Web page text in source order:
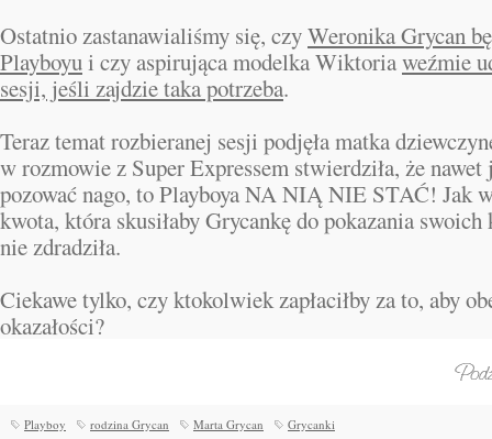
Ostatnio zastanawialiśmy się, czyWeronika Grycan
Playboyui czy aspirująca modelka Wiktoriaweźmie
sesji, jeśli zajdzie taka potrzeba.
Teraz temat rozbieranej sesji podjęła matka
w rozmowie z Super Expressem stwierdziła, że nawet
pozować nago, to Playboya NA NIĄ NIE STAĆ! Jak
kwota, która skusiłaby Grycankę do pokazania swoich
nie zdradziła.
Ciekawe tylko, czy ktokolwiek zapłaciłby za to, aby
okazałości?
Playboy rodzina Grycan Marta Grycan Grycanki